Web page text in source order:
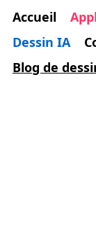
Accueil
Dessin IA
Blog de